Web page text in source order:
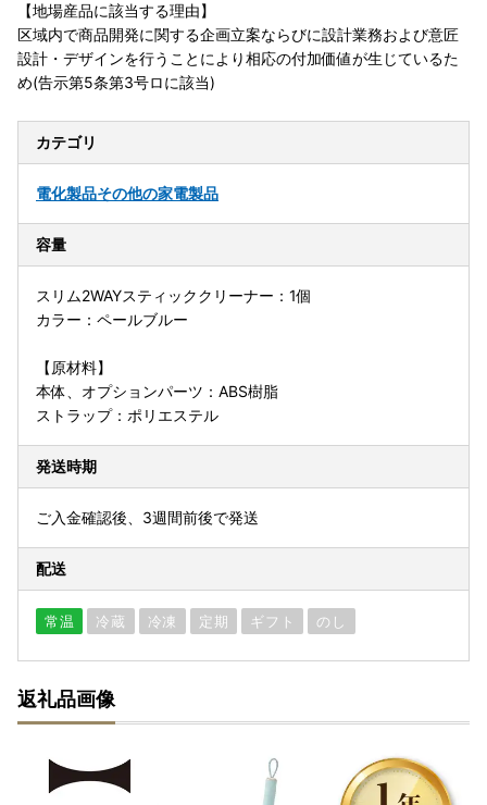
【地場産品に該当する理由】
区域内で商品開発に関する企画立案ならびに設計業務および意匠
設計・デザインを行うことにより相応の付加価値が生じているた
め(告示第5条第3号ロに該当)
カテゴリ
電化製品その他の家電製品
容量
スリム2WAYスティッククリーナー：1個
カラー：ペールブルー
【原材料】
本体、オプションパーツ：ABS樹脂
ストラップ：ポリエステル
発送時期
ご入金確認後、3週間前後で発送
配送
常温 冷蔵 冷凍 定期 ギフト のし
返礼品画像